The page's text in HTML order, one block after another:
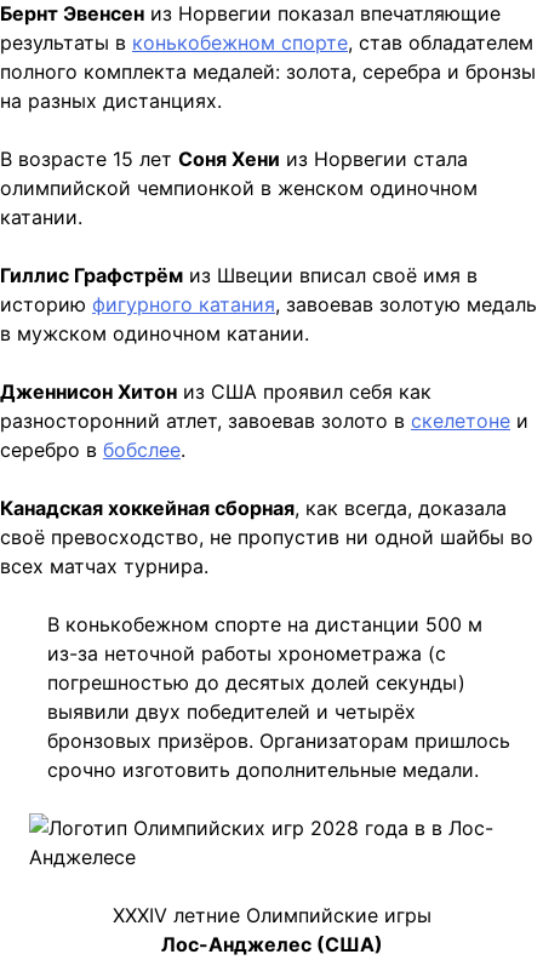
Бернт Эвенсен из Норвегии показал впечатляющие
результаты в конькобежном спорте, став обладателем
полного комплекта медалей: золота, серебра и бронзы
на разных дистанциях.
В возрасте 15 лет Соня Хени из Норвегии стала
олимпийской чемпионкой в женском одиночном
катании.
Гиллис Графстрём из Швеции вписал своё имя в
историю фигурного катания, завоевав золотую медаль
в мужском одиночном катании.
Дженнисон Хитон из США проявил себя как
разносторонний атлет, завоевав золото в скелетоне и
серебро в бобслее.
Канадская хоккейная сборная, как всегда, доказала
своё превосходство, не пропустив ни одной шайбы во
всех матчах турнира.
В конькобежном спорте на дистанции 500 м
из-за неточной работы хронометража (с
погрешностью до десятых долей секунды)
выявили двух победителей и четырёх
бронзовых призёров. Организаторам пришлось
срочно изготовить дополнительные медали.
XXXIV летние Олимпийские игры
Лос-Анджелес (США)